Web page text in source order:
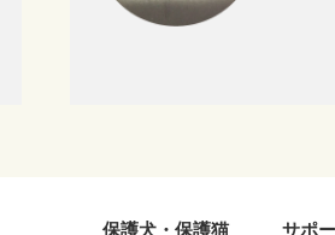
保護犬・保護猫 サポ